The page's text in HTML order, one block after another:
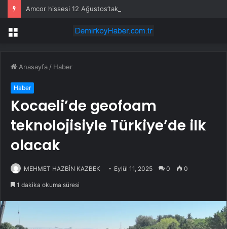
Menü
Anasayfa / Haber
Haber
Kocaeli’de geofoam
teknolojisiyle Türkiye’de ilk
olacak
MEHMET HAZBİN KAZBEK Eylül 11, 2025 0 0
1 dakika okuma süresi